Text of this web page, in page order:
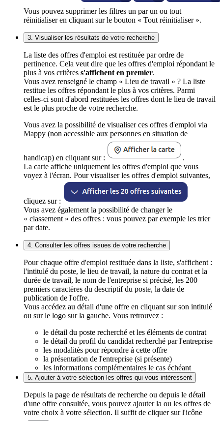
Vous pouvez supprimer les filtres un par un ou tout
réinitialiser en cliquant sur le bouton « Tout réinitialiser ».
3. Visualiser les résultats de votre recherche
La liste des offres d'emploi est restituée par ordre de
pertinence. Cela veut dire que les offres d'emploi répondant le
plus à vos critères s'affichent en premier.
Vous avez renseigné le champ « Lieu de travail » ? La liste
restitue les offres répondant le plus à vos critères. Parmi
celles-ci sont d'abord restituées les offres dont le lieu de travail
est le plus proche de votre recherche.
Vous avez la possibilité de visualiser ces offres d'emploi via
Mappy (non accessible aux personnes en situation de
handicap) en cliquant sur :
.
La carte affiche uniquement les offres d'emploi que vous
voyez à l'écran. Pour visualiser les offres d'emploi suivantes,
cliquez sur :
Vous avez également la possibilité de changer le
« classement » des offres : vous pouvez par exemple les trier
par date.
4. Consulter les offres issues de votre recherche
Pour chaque offre d'emploi restituée dans la liste, s'affichent :
l'intitulé du poste, le lieu de travail, la nature du contrat et la
durée de travail, le nom de l'entreprise si précisé, les 200
premiers caractères du descriptif du poste, la date de
publication de l'offre.
Vous accédez au détail d'une offre en cliquant sur son intitulé
ou sur le logo sur la gauche. Vous retrouvez :
le détail du poste recherché et les éléments de contrat
le détail du profil du candidat recherché par l'entreprise
les modalités pour répondre à cette offre
la présentation de l'entreprise (si présente)
les informations complémentaires le cas échéant
5. Ajouter à votre sélection les offres qui vous intéressent
Depuis la page de résultats de recherche ou depuis le détail
d'une offre consultée, vous pouvez ajouter la ou les offres de
votre choix à votre sélection. Il suffit de cliquer sur l'icône